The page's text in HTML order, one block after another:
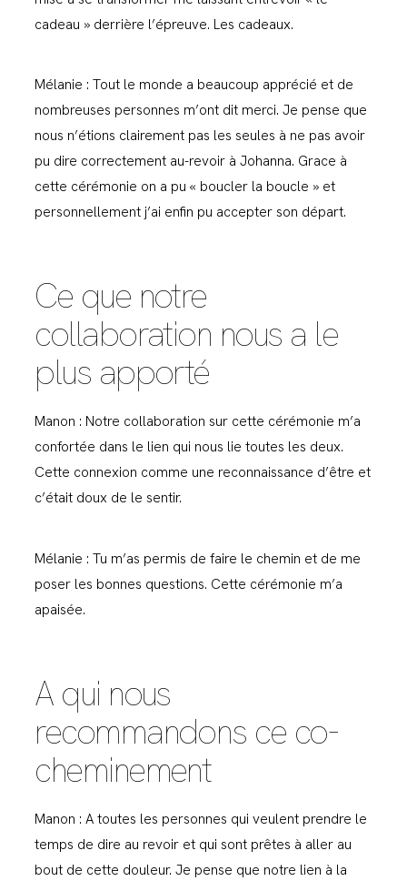
cadeau » derrière l’épreuve. Les cadeaux.
Mélanie : Tout le monde a beaucoup apprécié et de
nombreuses personnes m’ont dit merci. Je pense que
nous n’étions clairement pas les seules à ne pas avoir
pu dire correctement au-revoir à Johanna. Grace à
cette cérémonie on a pu « boucler la boucle » et
personnellement j’ai enfin pu accepter son départ.
Ce que notre
collaboration nous a le
plus apporté
Manon : Notre collaboration sur cette cérémonie m’a
confortée dans le lien qui nous lie toutes les deux.
Cette connexion comme une reconnaissance d’être et
c’était doux de le sentir.
Mélanie : Tu m’as permis de faire le chemin et de me
poser les bonnes questions. Cette cérémonie m’a
apaisée.
A qui nous
recommandons ce co-
cheminement
Manon : A toutes les personnes qui veulent prendre le
temps de dire au revoir et qui sont prêtes à aller au
bout de cette douleur. Je pense que notre lien à la